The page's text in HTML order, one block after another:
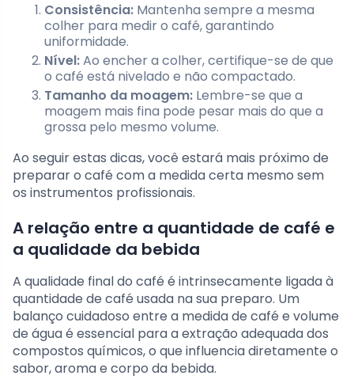
Consistência: Mantenha sempre a mesma
colher para medir o café, garantindo
uniformidade.
Nível:Ao encher a colher, certifique-se de que
o café está nivelado e não compactado.
Tamanho da moagem: Lembre-se que a
moagem mais fina pode pesar mais do que a
grossa pelo mesmo volume.
Ao seguir estas dicas, você estará mais próximo de
preparar o café com a medida certa mesmo sem
os instrumentos profissionais.
A relação entre a quantidade de café e
a qualidade da bebida
A qualidade final do café é intrinsecamente ligada à
quantidade de café usada na sua preparo. Um
balanço cuidadoso entre a medida de café e volume
de água é essencial para a extração adequada dos
compostos químicos, o que influencia diretamente o
sabor, aroma e corpo da bebida.